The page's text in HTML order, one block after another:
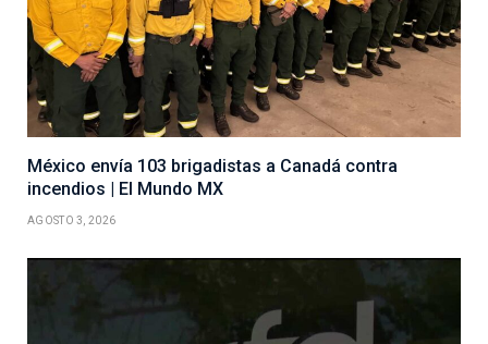
México envía 103 brigadistas a Canadá contra
incendios | El Mundo MX
AGOSTO 3, 2026